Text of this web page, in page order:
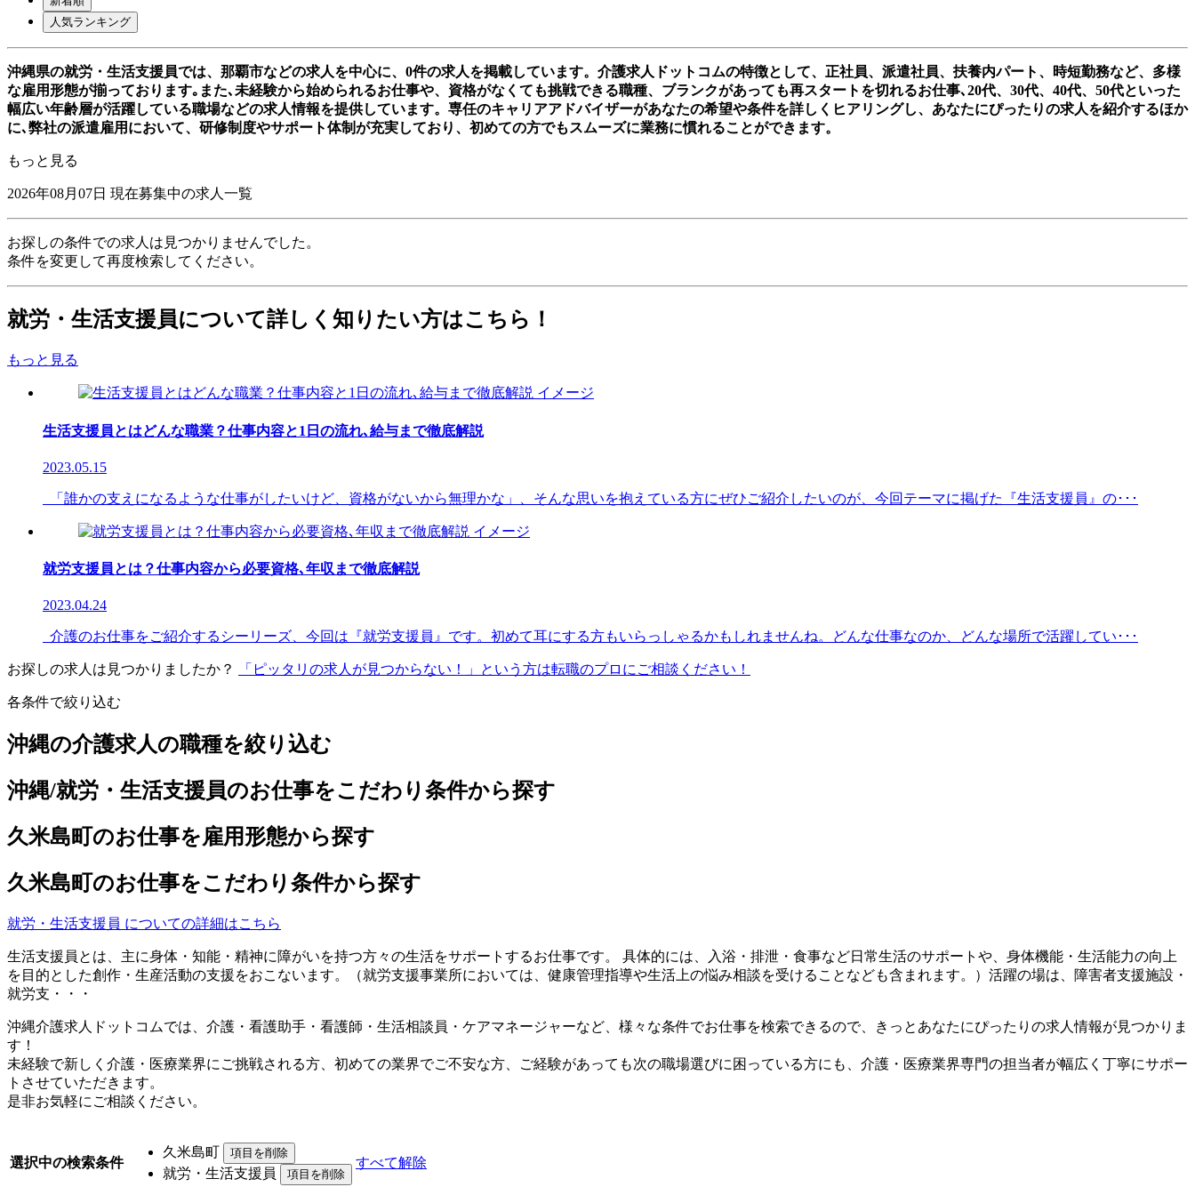
人気ランキング
沖縄県の就労・生活支援員では、那覇市などの求人を中心に、0件の求人を掲載しています。介護求人ドットコムの特徴として、正社員、派遣社員、扶養内パート、時短勤務など、多様
な雇用形態が揃っております｡また､未経験から始められるお仕事や、資格がなくても挑戦できる職種、ブランクがあっても再スタートを切れるお仕事､20代、30代、40代、50代といった
幅広い年齢層が活躍している職場などの求人情報を提供しています。専任のキャリアアドバイザーがあなたの希望や条件を詳しくヒアリングし、あなたにぴったりの求人を紹介するほか
に､弊社の派遣雇用において、研修制度やサポート体制が充実しており、初めての方でもスムーズに業務に慣れることができます。
もっと見る
2026年08月07日 現在募集中の求人一覧
お探しの条件での求人は見つかりませんでした。
条件を変更して再度検索してください。
就労・生活支援員について詳しく知りたい方はこちら！
もっと見る
生活支援員とはどんな職業？仕事内容と1日の流れ､給与まで徹底解説
2023.05.15
「誰かの支えになるような仕事がしたいけど、資格がないから無理かな」、そんな思いを抱えている方にぜひご紹介したいのが、今回テーマに掲げた『生活支援員』の･･･
就労支援員とは？仕事内容から必要資格､年収まで徹底解説
2023.04.24
介護のお仕事をご紹介するシーリーズ、今回は『就労支援員』です。初めて耳にする方もいらっしゃるかもしれませんね。どんな仕事なのか、どんな場所で活躍してい･･･
お探しの求人は見つかりましたか？ 「ピッタリの求人が見つからない！」という方は転職のプロにご相談ください！
各条件で絞り込む
沖縄の介護求人の職種を絞り込む
沖縄/就労・生活支援員のお仕事をこだわり条件から探す
久米島町のお仕事を雇用形態から探す
久米島町のお仕事をこだわり条件から探す
就労・生活支援員 についての詳細はこちら
生活支援員とは、主に身体・知能・精神に障がいを持つ方々の生活をサポートするお仕事です。 具体的には、入浴・排泄・食事など日常生活のサポートや、身体機能・生活能力の向上
を目的とした創作・生産活動の支援をおこないます。（就労支援事業所においては、健康管理指導や生活上の悩み相談を受けることなども含まれます。）活躍の場は、障害者支援施設・
就労支・・・
沖縄介護求人ドットコムでは、介護・看護助手・看護師・生活相談員・ケアマネージャーなど、様々な条件でお仕事を検索できるので、きっとあなたにぴったりの求人情報が見つかりま
す！
未経験で新しく介護・医療業界にご挑戦される方、初めての業界でご不安な方、ご経験があっても次の職場選びに困っている方にも、介護・医療業界専門の担当者が幅広く丁寧にサポー
トさせていただきます。
是非お気軽にご相談ください。
選択中の検索条件
久米島町
就労・生活支援員
すべて解除